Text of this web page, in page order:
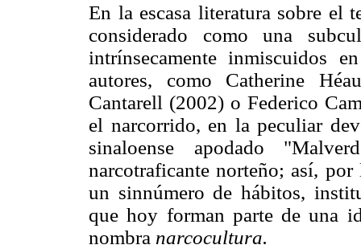
En la escasa literatura sobre el
considerado como una
intrínsecamente inmiscuidos
autores, como Catherine
Cantarell (2002) o Federico
el narcorrido, en la peculiar
sinaloense apodado
narcotraficante norteño; así,
un sinnúmero de hábitos,
que hoy forman parte de una
nombra narcocultura.